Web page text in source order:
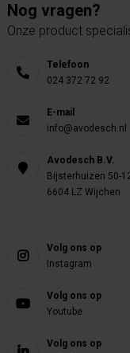
Nog vragen?
Onze product
Telefoon
024 372 72 92
E-mail
info@avodesch.nl
Avodesch B.V.
Bijsterhuizen 50-
6604 LZ Wijchen
Volg ons op
Instagram
Volg ons op
Youtube
Volg ons op